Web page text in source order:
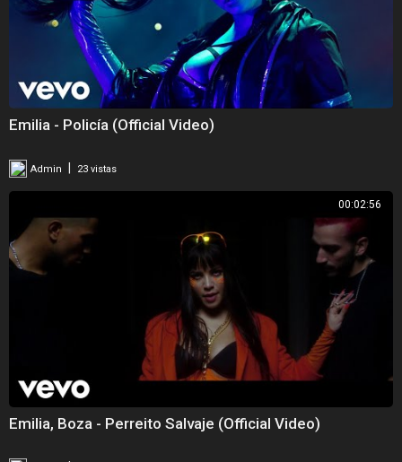
Instagram:http://www.instagram.com/maluma
#Maluma #Hawái
Official Music Video by Maluma performing “Hawái” (C) 2020 Sony
Music Entertainment US Latin LLC
Emilia - Policía (Official Video)
Admin 23 vistas
00:02:56
Emilia, Boza - Perreito Salvaje (Official Video)